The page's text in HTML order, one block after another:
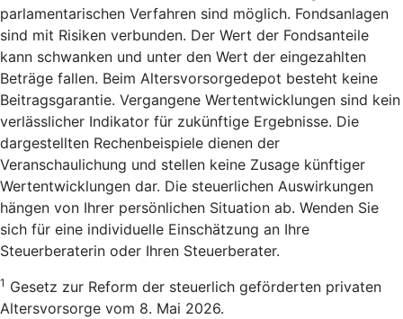
parlamentarischen Verfahren sind möglich. Fondsanlagen
sind mit Risiken verbunden. Der Wert der Fondsanteile
kann schwanken und unter den Wert der eingezahlten
Beträge fallen. Beim Altersvorsorgedepot besteht keine
Beitragsgarantie. Vergangene Wertentwicklungen sind kein
verlässlicher Indikator für zukünftige Ergebnisse. Die
dargestellten Rechenbeispiele dienen der
Veranschaulichung und stellen keine Zusage künftiger
Wertentwicklungen dar. Die steuerlichen Auswirkungen
hängen von Ihrer persönlichen Situation ab. Wenden Sie
sich für eine individuelle Einschätzung an Ihre
Steuerberaterin oder Ihren Steuerberater.
1 Gesetz zur Reform der steuerlich geförderten privaten
Altersvorsorge vom 8. Mai 2026.